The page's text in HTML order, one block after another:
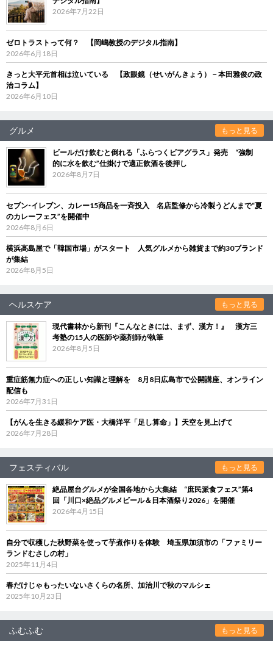
2026年7月22日
ゼロトラストって何？ 【岡嶋教授のデジタル指南】
2026年6月18日
きっと大平元首相は泣いている 【政眼鏡（せいがんきょう）－本田雅俊の政
治コラム】
2026年6月10日
グルメ もっと見る
ビールだけ飲むと倒れる「ふらつくビアグラス」発売 “強制
的に水を飲む”仕掛けで適正飲酒を後押し
2026年8月7日
セブン‐イレブン、カレー15商品を一斉投入 名店監修から冷製うどんまで“夏
のカレーフェス”を開催中
2026年8月6日
横浜高島屋で「韓国市場」がスタート 人気グルメから雑貨まで約30ブランド
が集結
2026年8月5日
ヘルスケア もっと見る
現代書林から新刊『こんなときには、まず、漢方！』 漢方三
考塾の15人の医師や薬剤師が執筆
2026年8月5日
重症筋無力症への正しい知識と理解を 8月8日広島市で公開講座、オンライン
配信も
2026年7月31日
【がんを生きる緩和ケア医・大橋洋平「足し算命」】天空を見上げて
2026年7月28日
フェスティバル もっと見る
絶品屋台グルメが全国各地から大集結 “庶民派食フェス”第4
回「川口×絶品グルメビール＆日本酒祭り2026」を開催
2026年4月15日
自分で収穫した秋野菜を使って芋煮作りを体験 埼玉県加須市の「ファミリー
ランドむさしの村」
2025年11月4日
春だけじゃもったいないさくらの名所、加治川で秋のマルシェ
2025年10月23日
ふむふむ もっと見る